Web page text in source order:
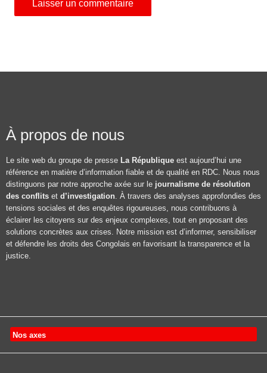
À propos de nous
Le site web du groupe de presse La République est aujourd’hui une
référence en matière d’information fiable et de qualité en RDC. Nous nous
distinguons par notre approche axée sur le journalisme de résolution
des conflits et d’investigation. À travers des analyses approfondies des
tensions sociales et des enquêtes rigoureuses, nous contribuons à
éclairer les citoyens sur des enjeux complexes, tout en proposant des
solutions concrètes aux crises. Notre mission est d’informer, sensibiliser
et défendre les droits des Congolais en favorisant la transparence et la
justice.
Nos axes